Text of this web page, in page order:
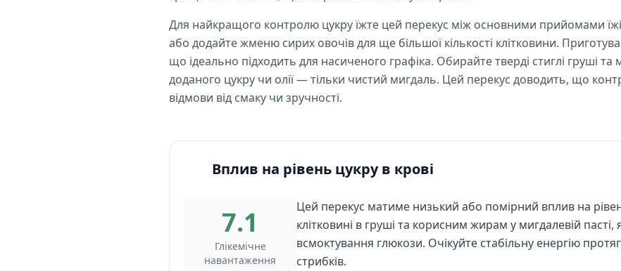
Для найкращого контролю цукру їжте цей перекус між основними прийомами
або додайте жменю сирих овочів для ще більшої кількості клітковини.
що ідеально підходить для насиченого графіка. Обирайте тверді стиглі груші та
доданого цукру чи олії — тільки чистий мигдаль. Цей перекус доводить, що
відмови від смаку чи зручності.
Вплив на рівень цукру в крові
7.1
Глікемічне
навантаження
Цей перекус матиме низький або помірний вплив на
клітковині в груші та корисним жирам у мигдалевій пасті,
всмоктування глюкози. Очікуйте стабільну енергію
стрибків.